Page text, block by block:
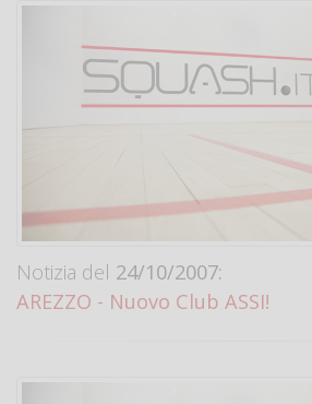
Notizia del 24/10/2007:
AREZZO - Nuovo Club ASSI!